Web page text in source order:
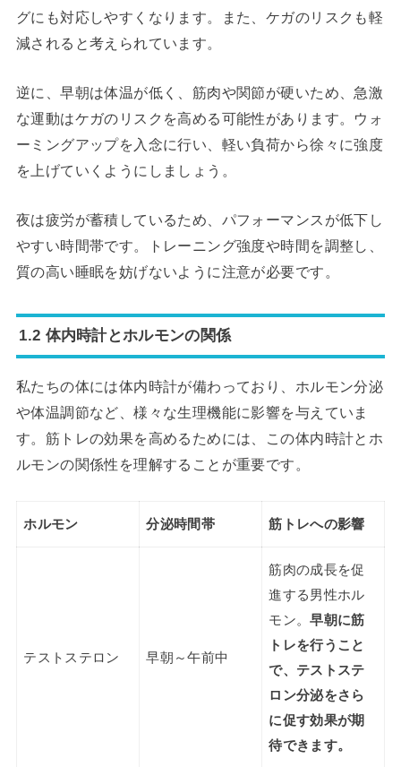
グにも対応しやすくなります。また、ケガのリスクも軽
減されると考えられています。
逆に、早朝は体温が低く、筋肉や関節が硬いため、急激
な運動はケガのリスクを高める可能性があります。ウォ
ーミングアップを入念に行い、軽い負荷から徐々に強度
を上げていくようにしましょう。
夜は疲労が蓄積しているため、パフォーマンスが低下し
やすい時間帯です。トレーニング強度や時間を調整し、
質の高い睡眠を妨げないように注意が必要です。
1.2 体内時計とホルモンの関係
私たちの体には体内時計が備わっており、ホルモン分泌
や体温調節など、様々な生理機能に影響を与えていま
す。筋トレの効果を高めるためには、この体内時計とホ
ルモンの関係性を理解することが重要です。
ホルモン 分泌時間帯 筋トレへの影響
テストステロン 早朝～午前中
筋肉の成長を促
進する男性ホル
モン。早朝に筋
トレを行うこと
で、テストステ
ロン分泌をさら
に促す効果が期
待できます。